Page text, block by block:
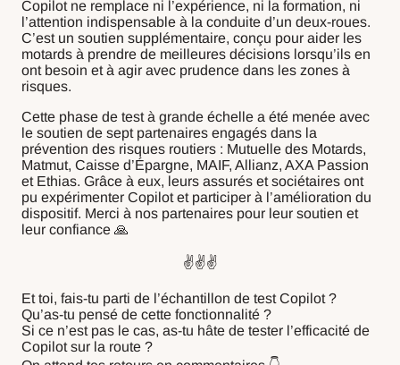
Copilot ne remplace ni l’expérience, ni la formation, ni
l’attention indispensable à la conduite d’un deux-roues.
C’est un soutien supplémentaire, conçu pour aider les
motards à prendre de meilleures décisions lorsqu’ils en
ont besoin et à agir avec prudence dans les zones à
risques.
Cette phase de test à grande échelle a été menée avec
le soutien de sept partenaires engagés dans la
prévention des risques routiers : Mutuelle des Motards,
Matmut, Caisse d’Épargne, MAIF, Allianz, AXA Passion
et Ethias. Grâce à eux, leurs assurés et sociétaires ont
pu expérimenter Copilot et participer à l’amélioration du
dispositif. Merci à nos partenaires pour leur soutien et
leur confiance 🙏
✌️✌️✌️
Et toi, fais-tu parti de l’échantillon de test Copilot ?
Qu’as-tu pensé de cette fonctionnalité ?
Si ce n’est pas le cas, as-tu hâte de tester l’efficacité de
Copilot sur la route ?